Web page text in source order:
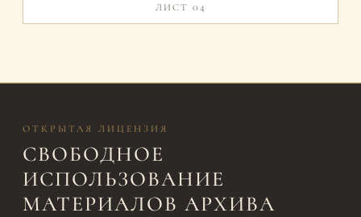
ЛИСТ 04
ОТКРЫТАЯ ЛИЦЕНЗИЯ
СВОБОДНОЕ
ИСПОЛЬЗОВАНИЕ
МАТЕРИАЛОВ АРХИВА